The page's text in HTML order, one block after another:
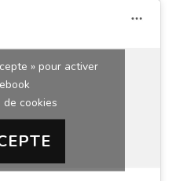
» pour activer
de cookies